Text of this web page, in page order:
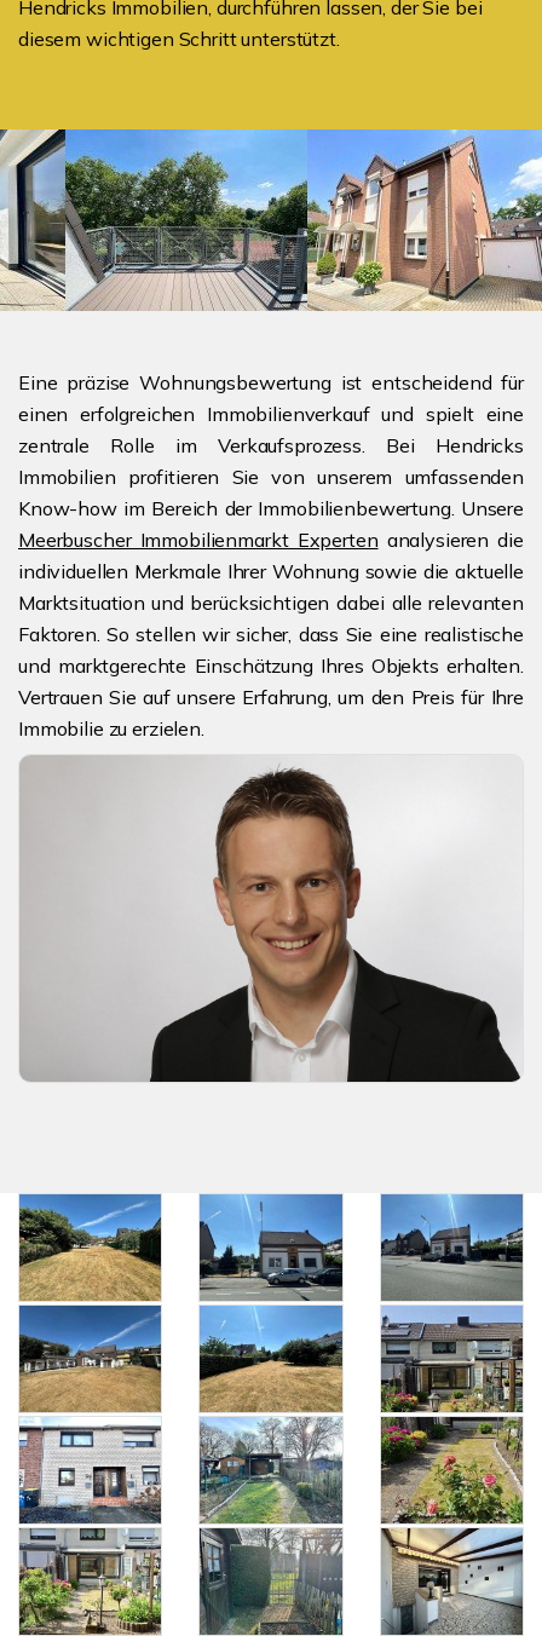
Hendricks Immobilien, durchführen lassen, der Sie bei
diesem wichtigen Schritt unterstützt.
Eine präzise Wohnungsbewertung ist entscheidend für
einen erfolgreichen Immobilienverkauf und spielt eine
zentrale Rolle im Verkaufsprozess. Bei Hendricks
Immobilien profitieren Sie von unserem umfassenden
Know-how im Bereich der Immobilienbewertung. Unsere
Meerbuscher Immobilienmarkt Experten analysieren die
individuellen Merkmale Ihrer Wohnung sowie die aktuelle
Marktsituation und berücksichtigen dabei alle relevanten
Faktoren. So stellen wir sicher, dass Sie eine realistische
und marktgerechte Einschätzung Ihres Objekts erhalten.
Vertrauen Sie auf unsere Erfahrung, um den Preis für Ihre
Immobilie zu erzielen.